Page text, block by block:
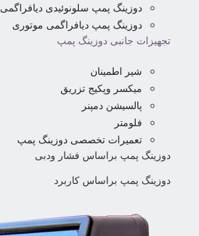
دوزینگ پمپ سلونوئیدی دیافراگمی
دوزینگ پمپ دیافراگمی موتوری
تجهیزات جانبی دوزینگ پمپ
شیر اطمینان
میکسر وپکیج تزریق
پالسیشن دمپنر
فلومتر
تعمیرات تخصصی دوزینگ پمپ
دوزینگ پمپ براساس فشار ودبی
دوزینگ پمپ براساس کاربرد